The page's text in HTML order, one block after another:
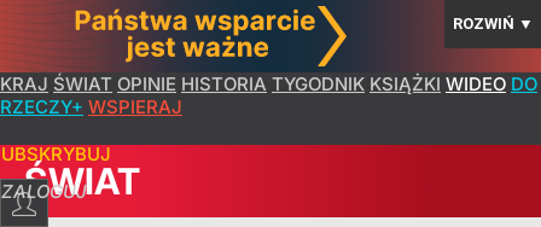
ROZWIŃ ▼
KRAJ ŚWIAT OPINIE HISTORIA TYGODNIK KSIĄŻKI WIDEO DO
RZECZY+ WSPIERAJ
ZALOGUJ
ŚWIAT